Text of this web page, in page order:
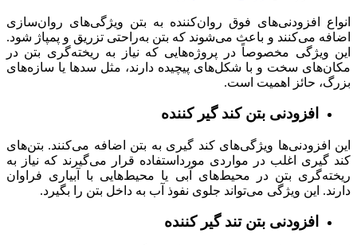
انواع افزودنی‌های فوق روان‌کننده به بتن ویژگی‌های روان‌سازی
اضافه می‌کنند و باعث می‌شوند که بتن به‌راحتی تزریق و پمپاژ شود.
این ویژگی مخصوصاً در پروژه‌هایی که نیاز به ریخته‌گری بتن در
مکان‌های سخت و با شکل‌های پیچیده دارند، مثل سدها یا سازه‌های
بزرگ، حائز اهمیت است.
افزودنی بتن کند گیر کننده
این افزودنی‌ها ویژگی‌های کند گیری به بتن اضافه می‌کنند. بتن‌های
کند گیری اغلب در مواردی مورداستفاده قرار می‌گیرند که نیاز به
ریخته‌گری بتن در محیط‌های آبی یا محیط‌هایی با آبیاری فراوان
دارند. این ویژگی می‌تواند جلوی نفوذ آب به داخل بتن را بگیرد.
افزودنی بتن تند گیر کننده